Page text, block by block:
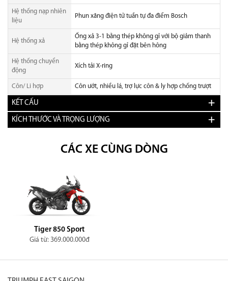
Hệ thống nạp nhiên
liệu
Phun xăng điện tử tuần tự đa điểm Bosch
Hệ thống xả
Ống xả 3-1 bằng thép không gỉ với bộ giảm thanh
bằng thép không gỉ đặt bên hông
Hệ thống chuyển
động
Xích tải X-ring
Côn/ Li hợp Côn ướt, nhiều lá, trợ lực côn & ly hợp chống trượt
KẾT CẤU
KÍCH THƯỚC VÀ TRỌNG LƯỢNG
CÁC XE CÙNG DÒNG
Tiger 850 Sport
Giá từ: 369.000.000đ